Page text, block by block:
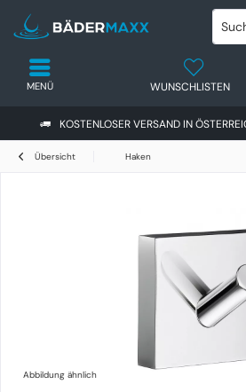
KOSTENLOSER VERSAND IN
WUNSCHLISTEN
MENÜ
Übersicht Haken
Abbildung ähnlich